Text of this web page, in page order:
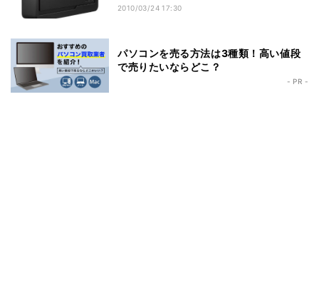
2010/03/24 17:30
パソコンを売る方法は3種類！高い値段
で売りたいならどこ？
- PR -